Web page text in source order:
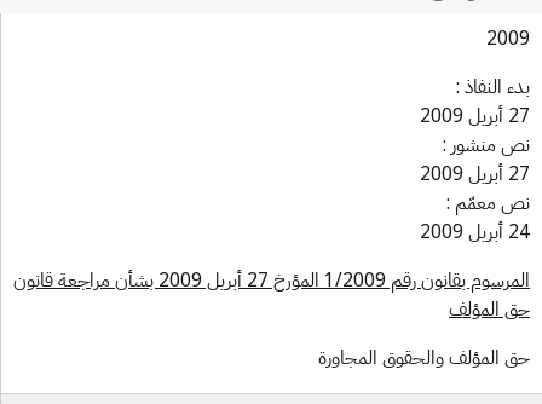
النفاذ :
منشور :
معمّم :
المرسوم بقانون رقم 1/2009 المؤرخ 27 أبريل 2009 بشأن مراجعة قانون
المؤلف
المؤلف والحقوق المجاورة